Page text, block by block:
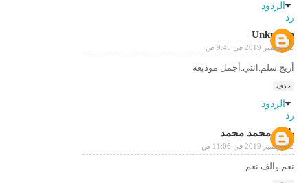
الردود
رد
Unknown
12 نوفمبر 2019 في 9:45 ص
أريج.سلم.انتي.أجمل.موديعة
حذف
الردود
رد
ياسر محمد محمد
12 نوفمبر 2019 في 11:06 ص
نعم والف نعم